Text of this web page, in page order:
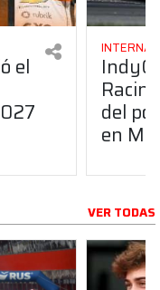
el
del
en
VER TODAS